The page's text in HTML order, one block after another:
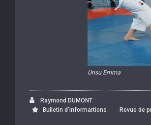
Unsu Emma
Raymond DUMONT
Bulletin d'informartions
, Revue de